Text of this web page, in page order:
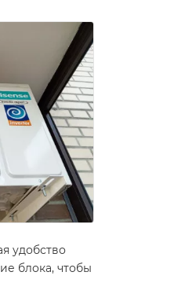
удобство
блока, чтобы